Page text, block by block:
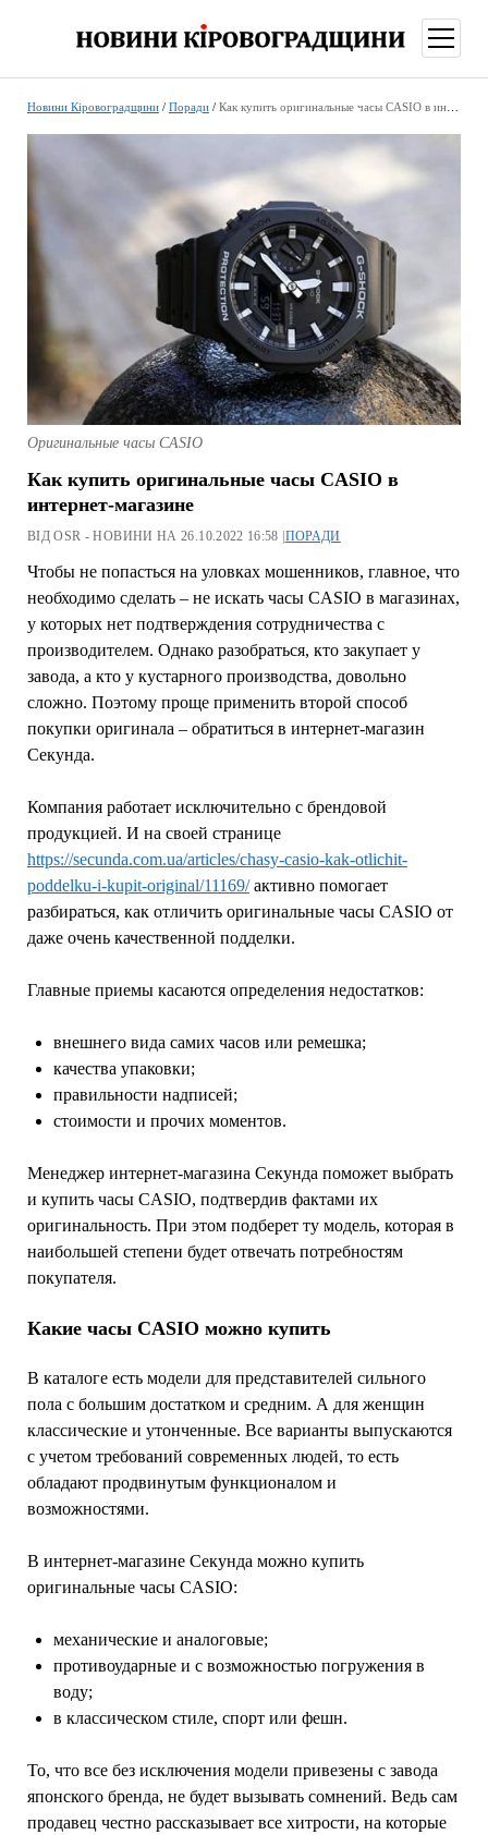
меню
Новини Кіровоградщини/ Поради/ Как купить оригинальные часы CASIO в интернет-магазине
Оригинальные часы CASIO
Как купить оригинальные часы CASIO в
интернет-магазине
ВІД OSR - НОВИНИ НА 26.10.2022 16:58 | ПОРАДИ
Чтобы не попасться на уловках мошенников, главное, что
необходимо сделать – не искать часы CASIO в магазинах,
у которых нет подтверждения сотрудничества с
производителем. Однако разобраться, кто закупает у
завода, а кто у кустарного производства, довольно
сложно. Поэтому проще применить второй способ
покупки оригинала – обратиться в интернет-магазин
Секунда.
Компания работает исключительно с брендовой
продукцией. И на своей странице
https://secunda.com.ua/articles/chasy-casio-kak-otlichit-
poddelku-i-kupit-original/11169/ активно помогает
разбираться, как отличить оригинальные часы CASIO от
даже очень качественной подделки.
Главные приемы касаются определения недостатков:
внешнего вида самих часов или ремешка;
качества упаковки;
правильности надписей;
стоимости и прочих моментов.
Менеджер интернет-магазина Секунда поможет выбрать
и купить часы CASIO, подтвердив фактами их
оригинальность. При этом подберет ту модель, которая в
наибольшей степени будет отвечать потребностям
покупателя.
Какие часы CASIO можно купить
В каталоге есть модели для представителей сильного
пола с большим достатком и средним. А для женщин
классические и утонченные. Все варианты выпускаются
с учетом требований современных людей, то есть
обладают продвинутым функционалом и
возможностями.
В интернет-магазине Секунда можно купить
оригинальные часы CASIO:
механические и аналоговые;
противоударные и с возможностью погружения в
воду;
в классическом стиле, спорт или фешн.
То, что все без исключения модели привезены с завода
японского бренда, не будет вызывать сомнений. Ведь сам
продавец честно рассказывает все хитрости, на которые